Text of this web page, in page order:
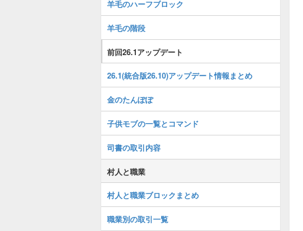
羊毛のハーフブロック
羊毛の階段
前回26.1アップデート
26.1(統合版26.10)アップデート情報まとめ
金のたんぽぽ
子供モブの一覧とコマンド
司書の取引内容
村人と職業
村人と職業ブロックまとめ
職業別の取引一覧